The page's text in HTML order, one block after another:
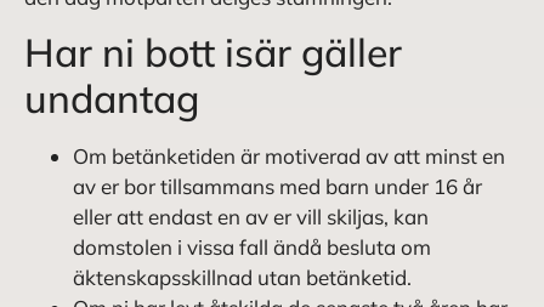
Har ni bott isär gäller
undantag
Om betänketiden är motiverad av att minst en
av er bor tillsammans med barn under 16 år
eller att endast en av er vill skiljas, kan
domstolen i vissa fall ändå besluta om
äktenskapsskillnad utan betänketid.